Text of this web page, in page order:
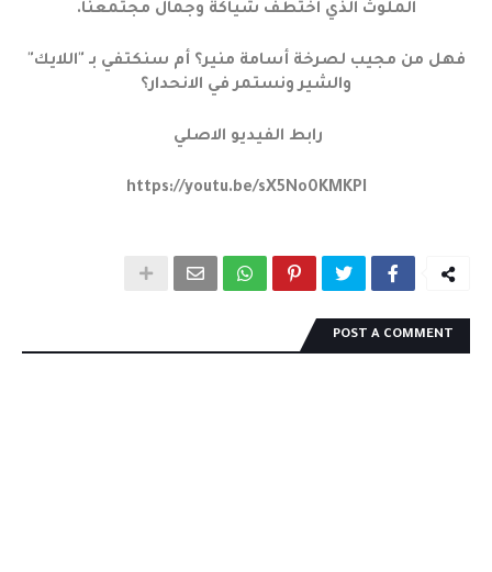
الملوث الذي اختطف شياكة وجمال مجتمعنا.
فهل من مجيب لصرخة أسامة منير؟ أم سنكتفي بـ "اللايك"
والشير ونستمر في الانحدار؟
رابط الفيديو الاصلي
https://youtu.be/sX5No0KMKPI
POST A COMMENT